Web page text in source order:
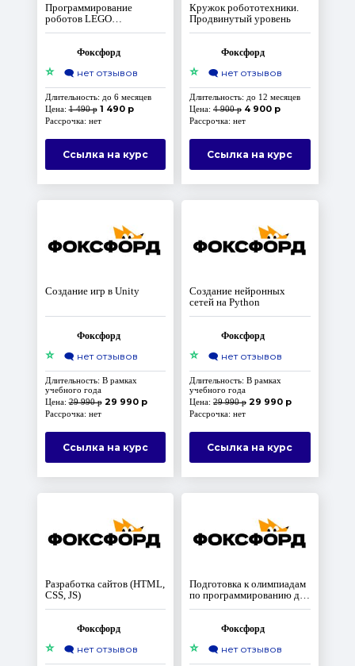
Программирование
роботов LEGO
MINDSTORMS EV3 на
Фоксфорд
⭐ 🗨️ нет отзывов
Длительность: до 6 месяцев
Цена:1 490 р 1 490 р
Рассрочка: нет
Ссылка на курс
Кружок робототехники.
Продвинутый уровень
Фоксфорд
⭐ 🗨️ нет отзывов
Длительность: до 12 месяцев
Цена: 4 900 р 4 900 р
Рассрочка: нет
Ссылка на курс
Создание игр в Unity
Фоксфорд
⭐ 🗨️ нет отзывов
Длительность: В рамках
учебного года
Цена:29 990 р 29 990 р
Рассрочка: нет
Ссылка на курс
Создание нейронных
сетей на Python
Фоксфорд
⭐ 🗨️ нет отзывов
Длительность: В рамках
учебного года
Цена: 29 990 р 29 990 р
Рассрочка: нет
Ссылка на курс
Разработка сайтов (HTML,
CSS, JS)
Фоксфорд
⭐ 🗨️ нет отзывов
Подготовка к олимпиадам
по программированию для
среднего уровня, 7-8
Фоксфорд
⭐ 🗨️ нет отзывов